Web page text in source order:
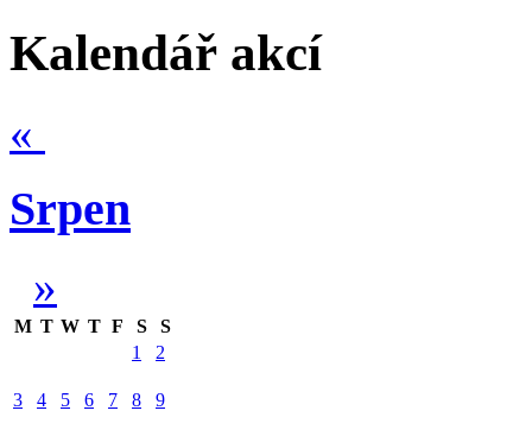
Kalendář akcí
«
Srpen
»
M T W T F S
S
1
2
3 4 5 6 7 8 9